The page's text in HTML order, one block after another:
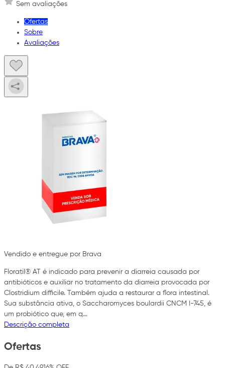
Sem avaliações
Ofertas
Sobre
Avaliações
Vendido e entregue por Brava
Floratil® AT é indicado para prevenir a diarreia causada por
antibióticos e auxiliar no tratamento da diarreia provocada por
Clostridium difficile. Também ajuda a restaurar a flora intestinal.
Sua substância ativa, o Saccharomyces boulardii CNCM I-745, é
um probiótico que, em q…
Descrição completa
Ofertas